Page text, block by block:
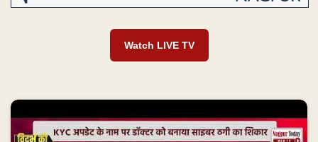
Watch LIVE TV